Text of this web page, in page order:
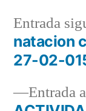
Entrada
Entrada
natacion
27-02-